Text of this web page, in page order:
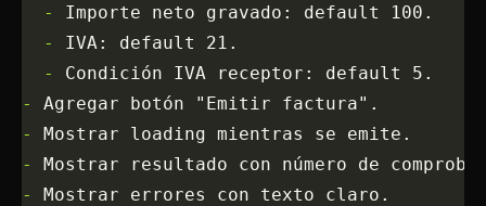
  -
Importe neto gravado: default 100.
  -
IVA: default 21.
  -
Condición IVA receptor: default 5.
-
Agregar botón "Emitir factura".
-
Mostrar loading mientras se emite.
-
Mostrar resultado con número de
-
Mostrar errores con texto claro.